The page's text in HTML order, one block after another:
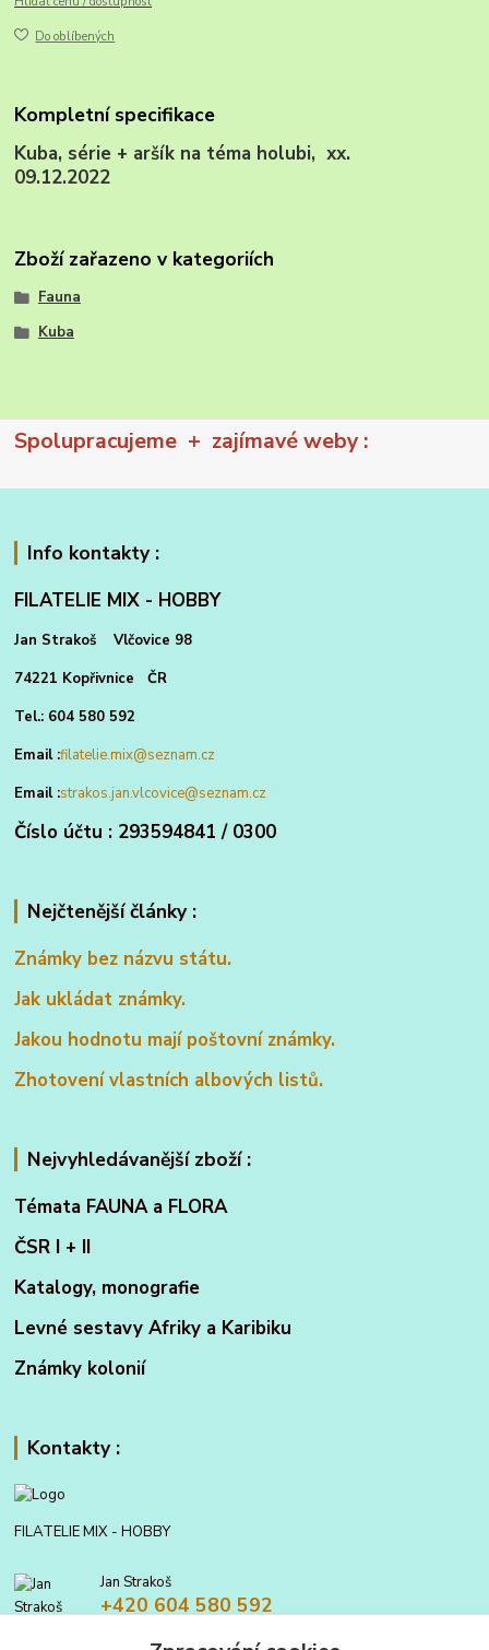
Do oblíbených
Kompletní specifikace
Kuba, série + aršík na téma holubi, xx.
09.12.2022
Zboží zařazeno v kategoriích
Fauna
Kuba
Spolupracujeme + zajímavé weby :
Info kontakty :
FILATELIE MIX - HOBBY
Jan Strakoš Vlčovice 98
74221 Kopřivnice ČR
Tel.: 604 580 592
Email :filatelie.mix@seznam.cz
Email :strakos.jan.vlcovice@seznam.cz
Číslo účtu : 293594841 / 0300
Nejčtenější články :
Známky bez názvu státu.
Jak ukládat známky.
Jakou hodnotu mají poštovní známky.
Zhotovení vlastních albových listů.
Nejvyhledávanější zboží :
Témata FAUNA a FLORA
ČSR I + II
Katalogy, monografie
Levné sestavy Afriky a Karibiku
Známky kolonií
Kontakty :
FILATELIE MIX - HOBBY
Jan Strakoš
+420 604 580 592